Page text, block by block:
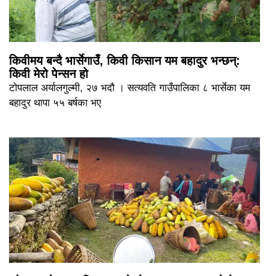
किवीमय बन्दै भार्सेगाउँ, किवी किसान यम बहादुर भन्छन्:
किवी मेरो पेन्सन हो
टोपलाल अर्यालगुल्मी, २७ भदौ । सत्यवति गाउँपालिका ८ भार्सेका यम
बहादुर थापा ५५ बर्षका भए